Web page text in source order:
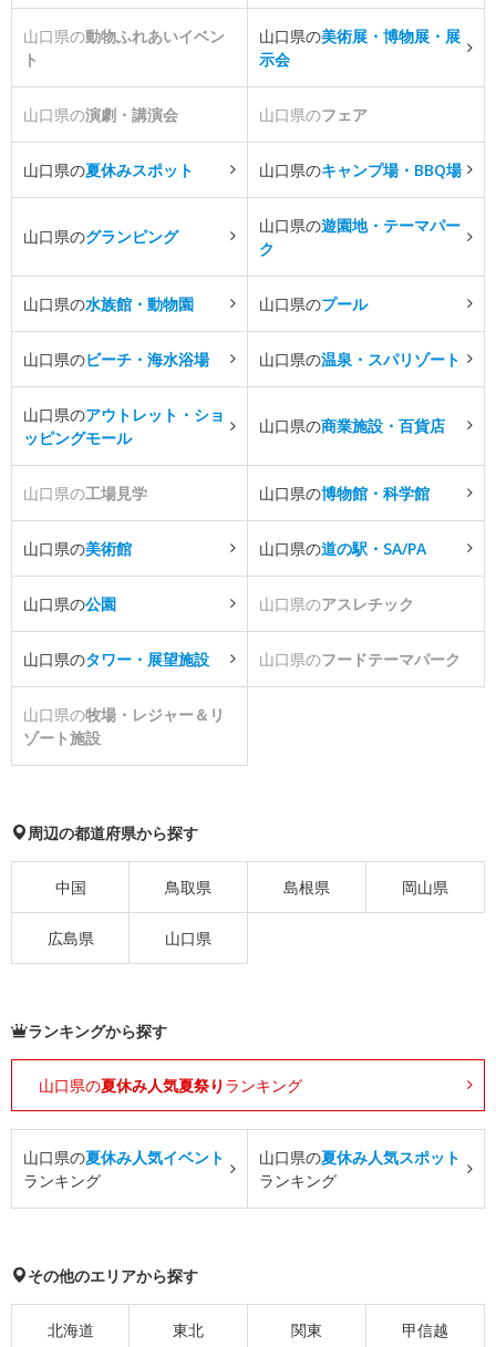
山口県の動物ふれあいイベン
ト
山口県の美術展・博物展・展
示会
山口県の演劇・講演会 山口県のフェア
山口県の夏休みスポット 山口県のキャンプ場・BBQ場
山口県のグランピング
山口県の遊園地・テーマパー
ク
山口県の水族館・動物園 山口県のプール
山口県のビーチ・海水浴場 山口県の温泉・スパリゾート
山口県のアウトレット・ショ
ッピングモール
山口県の商業施設・百貨店
山口県の工場見学 山口県の博物館・科学館
山口県の美術館 山口県の道の駅・SA/PA
山口県の公園 山口県のアスレチック
山口県のタワー・展望施設 山口県のフードテーマパーク
山口県の牧場・レジャー＆リ
ゾート施設
周辺の都道府県から探す
中国 鳥取県 島根県 岡山県
広島県 山口県
ランキングから探す
山口県の夏休み人気夏祭り ランキング
山口県の夏休み人気イベント
ランキング
山口県の夏休み人気スポット
ランキング
その他のエリアから探す
北海道 東北 関東 甲信越